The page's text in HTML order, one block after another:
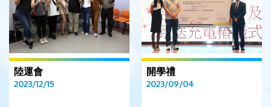
陸運會
2023/12/15
開學禮
2023/09/04